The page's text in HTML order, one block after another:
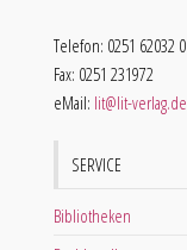
Telefon: 0251 62032 0
Fax: 0251 231972
eMail: lit@lit-verlag.de
SERVICE
Bibliotheken